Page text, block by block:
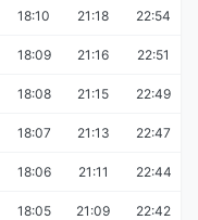
18:10 21:18 22:54
18:09 21:16 22:51
18:08 21:15 22:49
18:07 21:13 22:47
18:06 21:11 22:44
18:05 21:09 22:42